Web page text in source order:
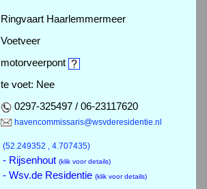
Ringvaart Haarlemmermeer
Voetveer
motorveerpont
te voet: Nee
0297-325497 / 06-23117620
havencommissaris@wsvderesidentie.nl
(52.249352 , 4.707435)
- Rijsenhout (klik voor details)
- Wsv.de Residentie (klik voor details)